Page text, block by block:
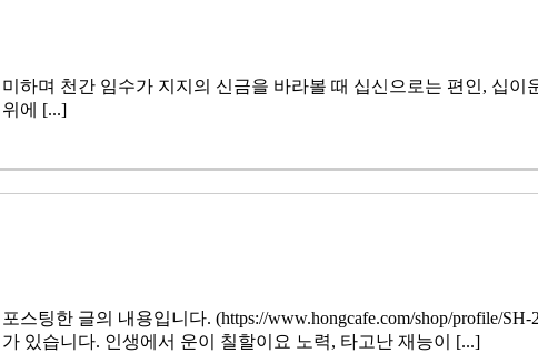
하며 천간 임수가 지지의 신금을 바라볼 때 십신으로는 편인, 십이
에 [...]
팅한 글의 내용입니다. (https://www.hongcafe.com/shop/profile/SH-
있습니다. 인생에서 운이 칠할이요 노력, 타고난 재능이 [...]